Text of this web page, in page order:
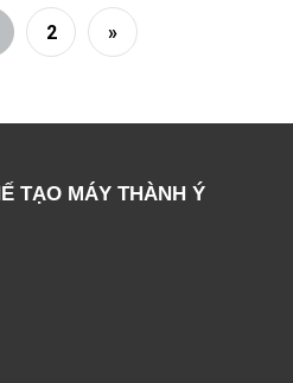
2 »
TẠO MÁY THÀNH Ý